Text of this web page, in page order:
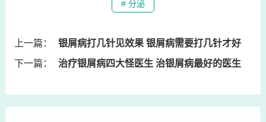
# 分泌
上一篇：
银屑病打几针见效果 银屑病需要打几针才好
下一篇：
治疗银屑病四大怪医生 治银屑病最好的医生